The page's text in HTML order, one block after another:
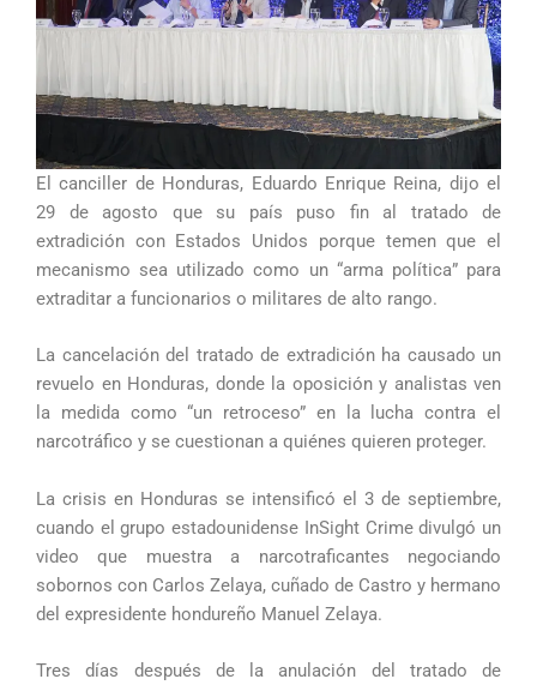
El canciller de Honduras, Eduardo Enrique Reina, dijo el
29 de agosto que su país puso fin al tratado de
extradición con Estados Unidos porque temen que el
mecanismo sea utilizado como un “arma política” para
extraditar a funcionarios o militares de alto rango.
La cancelación del tratado de extradición ha causado un
revuelo en Honduras, donde la oposición y analistas ven
la medida como “un retroceso” en la lucha contra el
narcotráfico y se cuestionan a quiénes quieren proteger.
La crisis en Honduras se intensificó el 3 de septiembre,
cuando el grupo estadounidense InSight Crime divulgó un
video que muestra a narcotraficantes negociando
sobornos con Carlos Zelaya, cuñado de Castro y hermano
del expresidente hondureño Manuel Zelaya.
Tres días después de la anulación del tratado de